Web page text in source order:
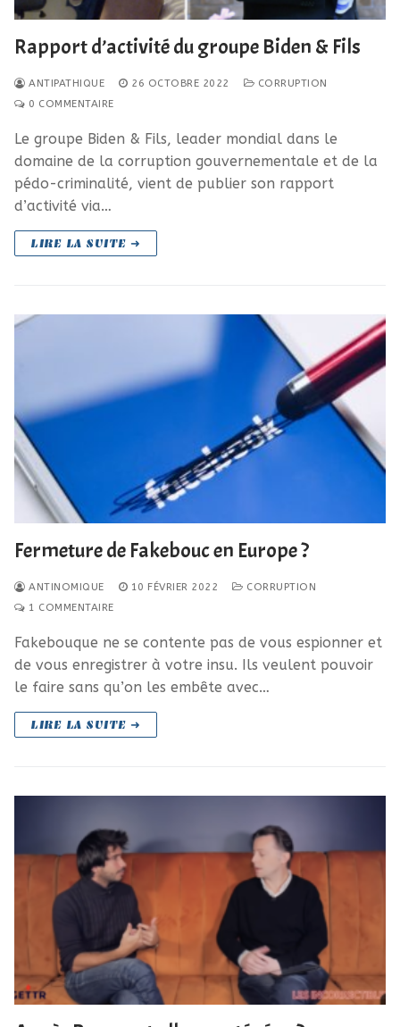
Rapport d’activité du groupe Biden & Fils
ANTIPATHIQUE 26 OCTOBRE 2022
CORRUPTION
0 COMMENTAIRE
Le groupe Biden & Fils, leader mondial dans le
domaine de la corruption gouvernementale et de la
pédo-criminalité, vient de publier son rapport
d’activité via…
LIRE LA SUITE ➜
Fermeture de Fakebouc en Europe ?
ANTINOMIQUE 10 FÉVRIER 2022
CORRUPTION
1 COMMENTAIRE
Fakebouque ne se contente pas de vous espionner et
de vous enregistrer à votre insu. Ils veulent pouvoir
le faire sans qu’on les embête avec…
LIRE LA SUITE ➜